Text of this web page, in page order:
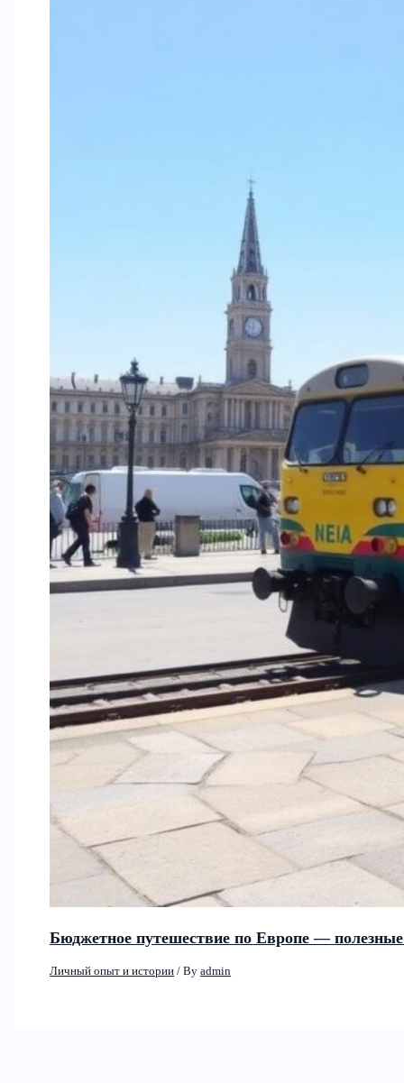
Бюджетное путешествие по Европе —
Личный опыт и истории / Byadmin